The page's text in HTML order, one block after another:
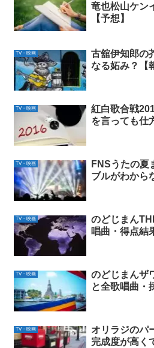
竜也松山ケン
【予想】
TV・映画
古舘伊知郎の
なる妬み？【
TV・映画
紅白歌合戦
を言っても仕
TV・映画
FNSうたの夏
ブルがわから
TV・映画
のどじまん
唱曲・得点結
TV・映画
のどじまんザ
と全歌唱曲・
TV・映画
オリラジのパ
完成度が高く